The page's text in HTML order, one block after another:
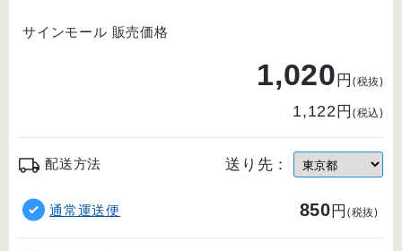
サインモール 販売価格
1,020円(税抜)
1,122円(税込)
配送方法 送り先：
通常運送便 850円(税抜)